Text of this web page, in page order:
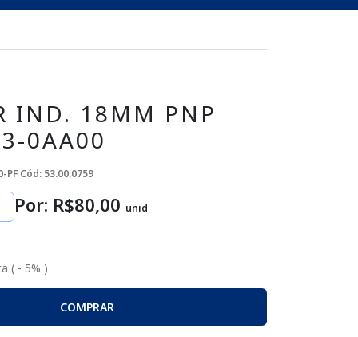
IND. 18MM PNP
0AA00
PF Cód: 53.00.0759
Por: R$80,00 unid
( - 5% )
COMPRAR